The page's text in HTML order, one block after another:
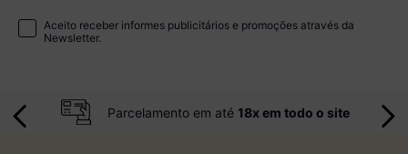
Aceito receber informes publicitários e promoções através da
Newsletter.
Parcelamento em até 18x em todo o site